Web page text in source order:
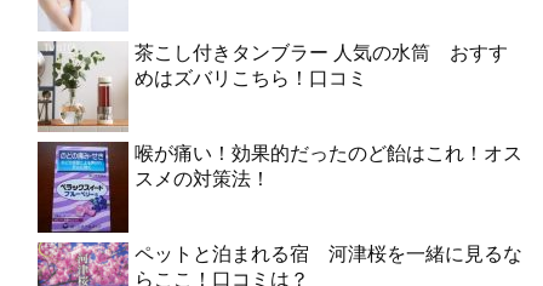
茶こし付きタンブラー 人気の水筒 おすす
めはズバリこちら！口コミ
喉が痛い！効果的だったのど飴はこれ！オス
スメの対策法！
ペットと泊まれる宿 河津桜を一緒に見るな
らここ！口コミは？